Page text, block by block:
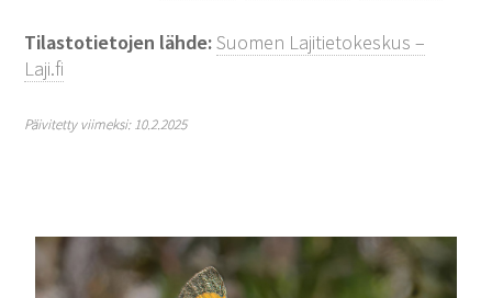
Tilastotietojen lähde:Suomen Lajitietokeskus –
Laji.fi
Päivitetty viimeksi: 10.2.2025